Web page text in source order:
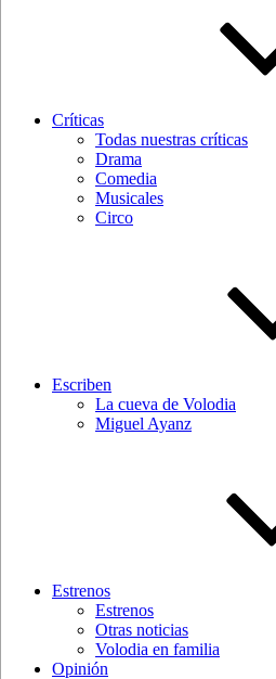
Críticas
Todas nuestras críticas
Drama
Comedia
Musicales
Circo
Escriben
La cueva de Volodia
Miguel Ayanz
Estrenos
Estrenos
Otras noticias
Volodia en familia
Opinión